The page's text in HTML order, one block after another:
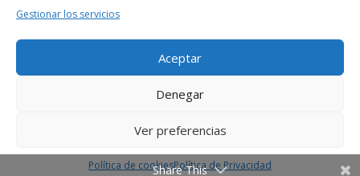
Gestionar los servicios
Aceptar
Denegar
Ver preferencias
Política de cookiesPolítica de Privacidad
Pasku Diseño|
Share This